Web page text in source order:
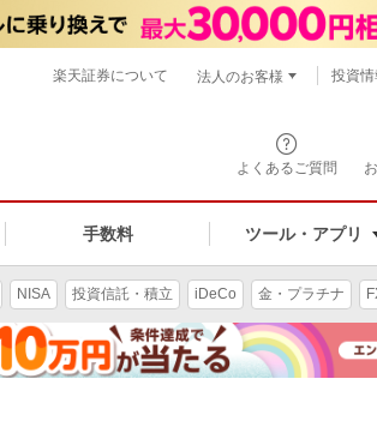
よくあるご質問
手数料 ツール・アプリ
楽天証券について 法人のお客様 投資
NISA 投資信託・積立 iDeCo 金・プラチナ